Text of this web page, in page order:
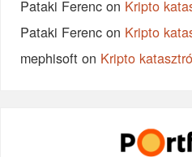
Pataki Ferenc on Kripto
Pataki Ferenc on Kripto
mephisoft on Kripto